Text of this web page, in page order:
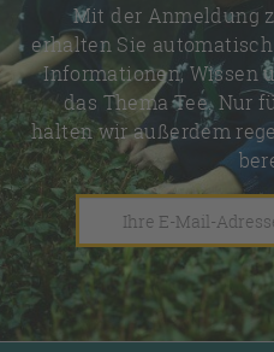
Mit der Anmeldung
erhalten Sie
Informationen, Wissen
das Thema Tee. Nur
halten wir außerdem